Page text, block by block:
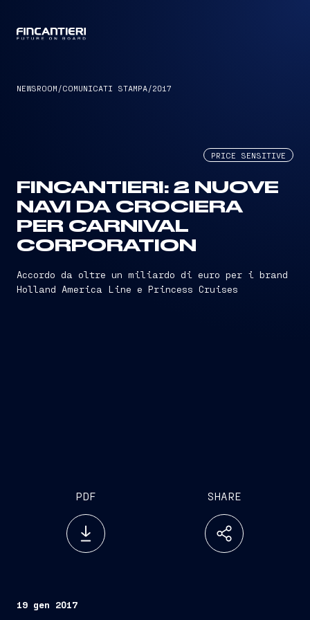
NEWSROOM /COMUNICATI STAMPA/2017
PRICE SENSITIVE
FINCANTIERI: 2 NUOVE
NAVI DA CROCIERA
PER CARNIVAL
CORPORATION
Accordo da oltre un miliardo di euro per i brand
Holland America Line e Princess Cruises
PDF SHARE
19 gen 2017